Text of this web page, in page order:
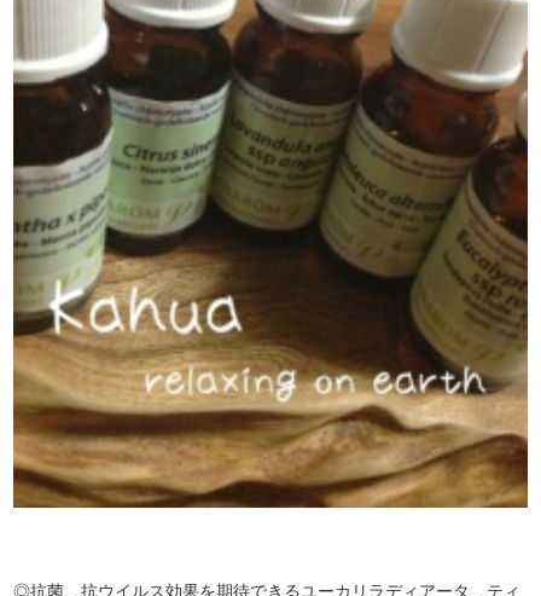
◎抗菌、抗ウイルス効果を期待できるユーカリラディアータ、ティ